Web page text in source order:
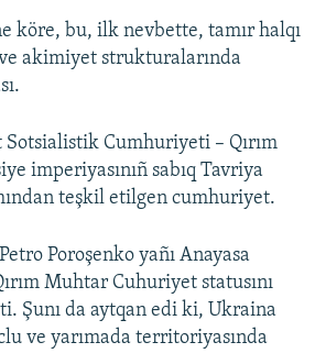
köre, bu, ilk nevbette, tamır halqı
akimiyet strukturalarında
Sotsialistik Cumhuriyeti – Qırım
imperiyasınıñ sabıq Tavriya
teşkil etilgen cumhuriyet.
Poroşenko yañı Anayasa
Muhtar Cuhuriyet statusını
Şunı da aytqan edi ki, Ukraina
ve yarımada territoriyasında